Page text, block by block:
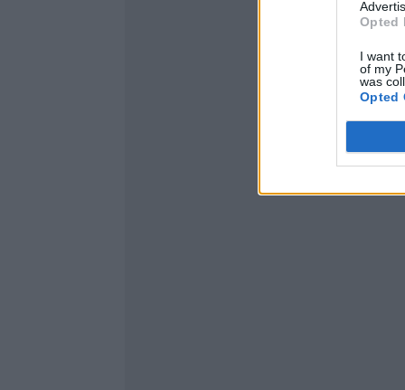
Opted
I want
of my
was
Opted